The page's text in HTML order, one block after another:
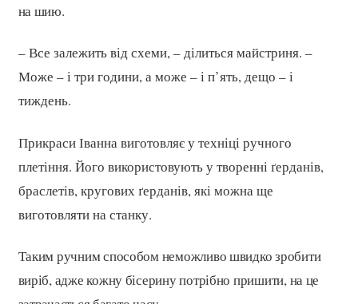
на шию.
– Все залежить від схеми, – ділиться майстриня. –
Може – і три години, а може – і п’ять, дещо – і
тиждень.
Прикраси Іванна виготовляє у техніці ручного
плетіння. Його використовують у творенні ґерданів,
браслетів, кругових ґерданів, які можна ще
виготовляти на станку.
Таким ручним способом неможливо швидко зробити
виріб, адже кожну бісерину потрібно пришити, на це